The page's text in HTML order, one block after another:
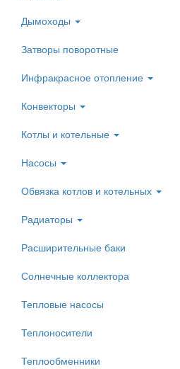
Дымоходы
Затворы поворотные
Инфракрасное отопление
Конвекторы
Котлы и котельные
Насосы
Обвязка котлов и котельных
Радиаторы
Расширительные баки
Солнечные коллектора
Тепловые насосы
Теплоносители
Теплообменники